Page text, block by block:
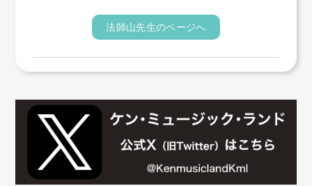
法師山先生のページへ